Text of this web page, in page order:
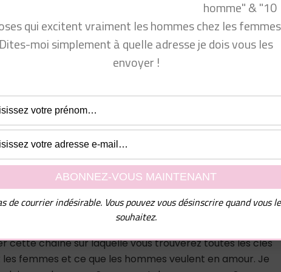
bien vous intéresser 👁 : https://youtu.be/FqjNAGmNmlY
» dans les commentaires !
2010. Beaucoup de femmes me sollicitent pour mieux
Mon franc-parler les aide beaucoup à mieux
comment séduire un homme… En tant qu’homme et
cette chaîne sur laquelle vous trouverez toutes les clés
femmes et ce que les hommes veulent en amour. Je
homme" & "10
qui excitent vraiment les hommes chez les
Dites-moi simplement à quelle adresse je dois vous les
envoyer !
de courrier indésirable. Vous pouvez vous désinscrire quand vous le
souhaitez.